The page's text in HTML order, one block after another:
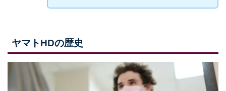
ヤマトHDの歴史